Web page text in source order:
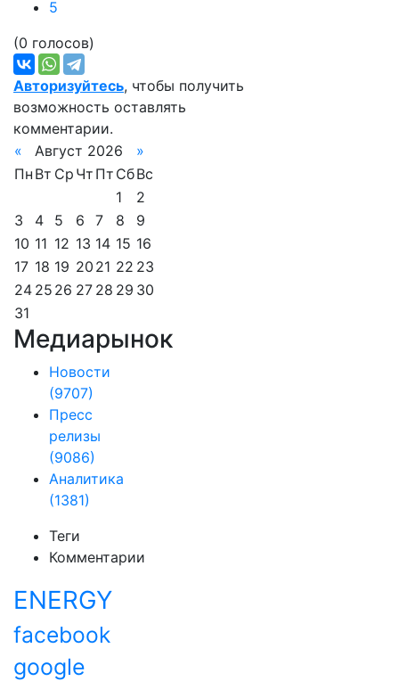
5
(0 голосов)
Авторизуйтесь, чтобы получить
возможность оставлять
комментарии.
«
Август 2026
»
Пн Вт Ср Чт Пт СбВс
1
2
3
4 5 6 7 8
9
10 11 12 13 14 15 16
17 18 19 20 21 22 23
24 25 26 27 28 29 30
31
Медиарынок
Новости
(9707)
Пресс
релизы
(9086)
Аналитика
(1381)
Теги
Комментарии
ENERGY
facebook
google